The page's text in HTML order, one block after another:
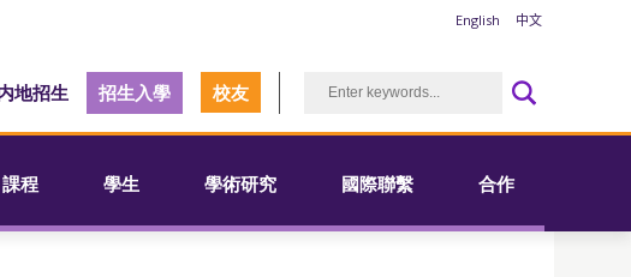
English 中文
地招生 招生入學 校友
課程 學生 學術研究 國際聯繫 合作